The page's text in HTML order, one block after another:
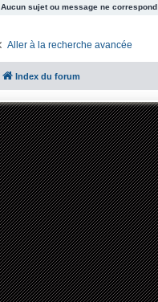
Aucun sujet ou message ne
Aller à la recherche avancée
Index du forum